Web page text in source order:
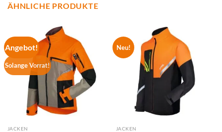
ÄHNLICHE PRODUKTE
Angebot!
Solange Vorrat!
JACKEN
Neu!
JACKEN